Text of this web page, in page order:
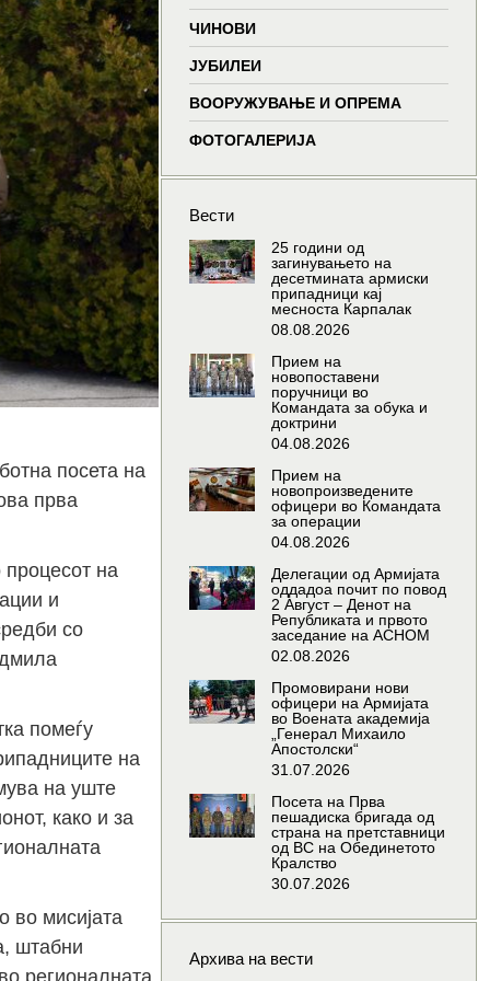
windowwindowwindowwindow
посета на
прва
на
и
со
помеѓу
на
на уште
како и за
во мисијата
штабни
регионалната
ЧИНОВИ
ЈУБИЛЕИ
ВООРУЖУВАЊЕ И ОПРЕМА
ФОТОГАЛЕРИЈА
Вести
25 години од
загинувањето на
десетмината армиски
припадници кај
месноста Карпалак
08.08.2026
Прием на
новопоставени
поручници во
Командата за обука и
доктрини
04.08.2026
Прием на
новопроизведените
офицери во Командата
за операции
04.08.2026
Делегации од Армијата
оддадоа почит по повод
2 Август – Денот на
Републиката и првото
заседание на АСНОМ
02.08.2026
Промовирани нови
офицери на Армијата
во Воената академија
„Генерал Михаило
Апостолски“
31.07.2026
Посета на Прва
пешадиска бригада од
страна на претставници
од ВС на Обединетото
Кралство
30.07.2026
Архива на вести